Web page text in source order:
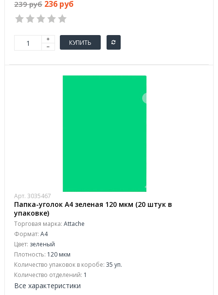
239 руб 236 руб
КУПИТЬ
Арт. 3035467
Папка-уголок A4 зеленая 120 мкм (20 штук в
упаковке)
Торговая марка: Attache
Формат: A4
Цвет: зеленый
Плотность: 120 мкм
Количество упаковок в коробе: 35 уп.
Количество отделений: 1
Все характеристики